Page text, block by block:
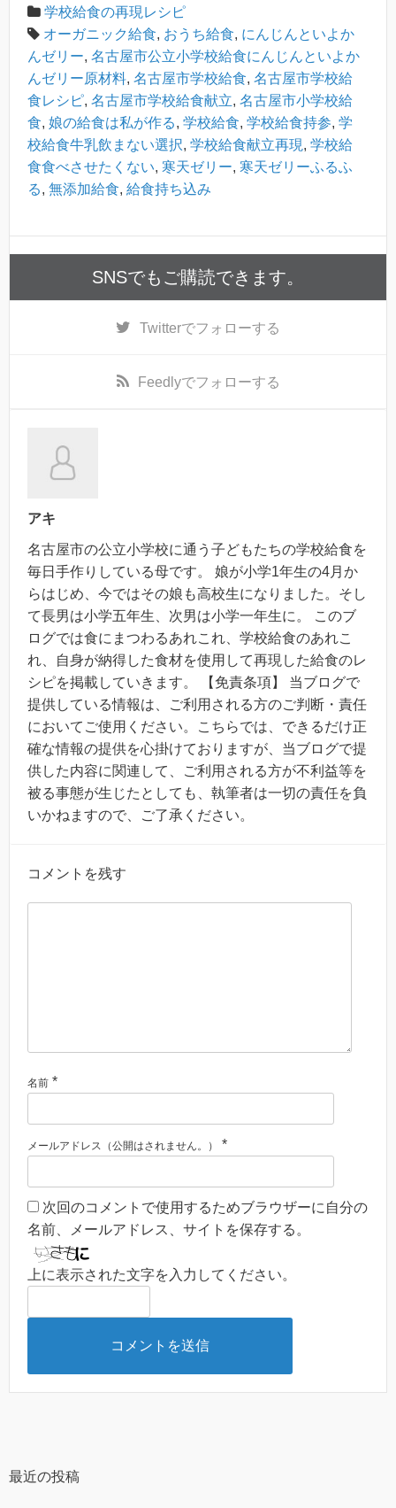
学校給食の再現レシピ
オーガニック給食, おうち給食, にんじんといよか
んゼリー, 名古屋市公立小学校給食にんじんといよか
んゼリー原材料, 名古屋市学校給食, 名古屋市学校給
食レシピ, 名古屋市学校給食献立, 名古屋市小学校給
食, 娘の給食は私が作る, 学校給食, 学校給食持参, 学
校給食牛乳飲まない選択, 学校給食献立再現, 学校給
食食べさせたくない, 寒天ゼリー, 寒天ゼリーふるふ
る, 無添加給食, 給食持ち込み
SNSでもご購読できます。
Twitterでフォローする
Feedlyでフォローする
アキ
名古屋市の公立小学校に通う子どもたちの学校給食を
毎日手作りしている母です。 娘が小学1年生の4月か
らはじめ、今ではその娘も高校生になりました。そし
て長男は小学五年生、次男は小学一年生に。 このブ
ログでは食にまつわるあれこれ、学校給食のあれこ
れ、自身が納得した食材を使用して再現した給食のレ
シピを掲載していきます。 【免責条項】 当ブログで
提供している情報は、ご利用される方のご判断・責任
においてご使用ください。こちらでは、できるだけ正
確な情報の提供を心掛けておりますが、当ブログで提
供した内容に関連して、ご利用される方が不利益等を
被る事態が生じたとしても、執筆者は一切の責任を負
いかねますので、ご了承ください。
コメントを残す
名前 *
メールアドレス（公開はされません。） *
次回のコメントで使用するためブラウザーに自分の
名前、メールアドレス、サイトを保存する。
上に表示された文字を入力してください。
最近の投稿